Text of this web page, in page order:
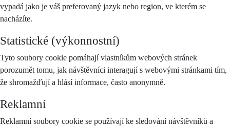
vypadá jako je váš preferovaný jazyk nebo region, ve kterém se
nacházíte.
Statistické (výkonnostní)
Tyto soubory cookie pomáhají vlastníkům webových stránek
porozumět tomu, jak návštěvníci interagují s webovými stránkami tím,
že shromažďují a hlásí informace, často anonymně.
Reklamní
Reklamní soubory cookie se používají ke sledování návštěvníků a